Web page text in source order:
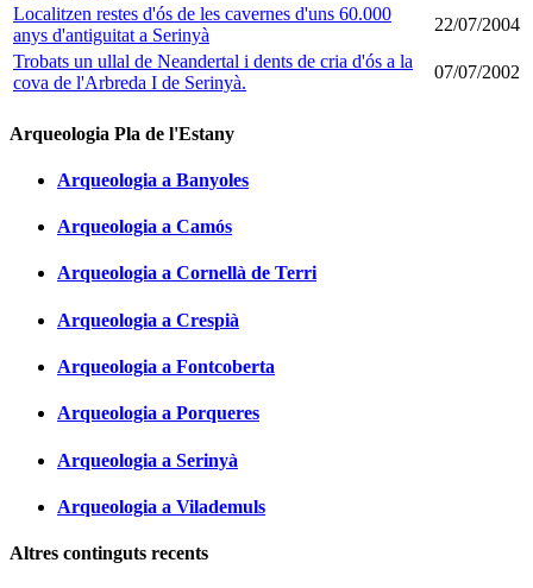
Localitzen restes d'ós de les cavernes d'uns 60.000
anys d'antiguitat a Serinyà
22/07/2004
Trobats un ullal de Neandertal i dents de cria d'ós a la
cova de l'Arbreda I de Serinyà.
07/07/2002
Arqueologia Pla de l'Estany
Arqueologia a Banyoles
Arqueologia a Camós
Arqueologia a Cornellà de Terri
Arqueologia a Crespià
Arqueologia a Fontcoberta
Arqueologia a Porqueres
Arqueologia a Serinyà
Arqueologia a Vilademuls
Altres continguts recents